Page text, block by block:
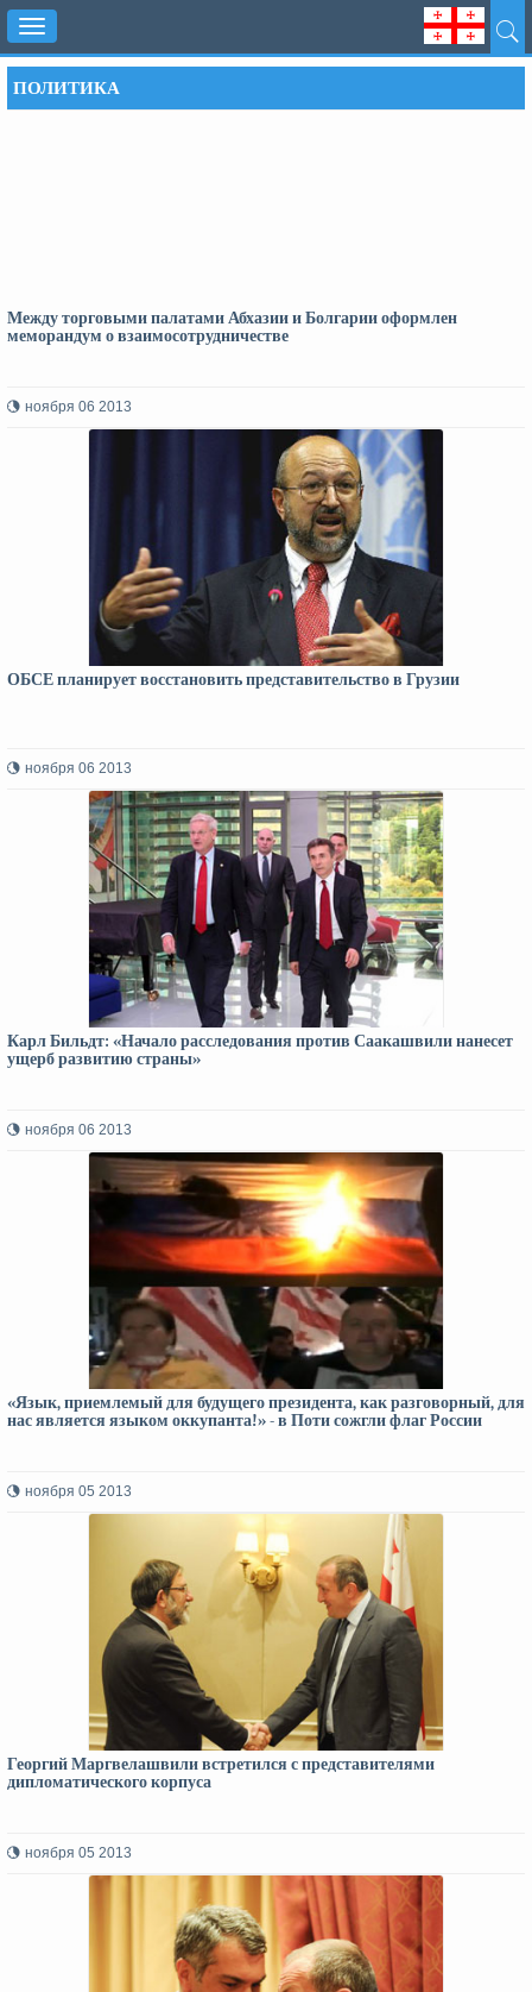
Toggle
navigation
ПОЛИТИКА
Между торговыми палатами Абхазии и Болгарии оформлен
меморандум о взаимосотрудничестве
ноября 06 2013
ОБСЕ планирует восстановить представительство в Грузии
ноября 06 2013
Карл Бильдт: «Начало расследования против Саакашвили нанесет
ущерб развитию страны»
ноября 06 2013
«Язык, приемлемый для будущего президента, как разговорный, для
нас является языком оккупанта!» - в Поти сожгли флаг России
ноября 05 2013
Георгий Маргвелашвили встретился с представителями
дипломатического корпуса
ноября 05 2013